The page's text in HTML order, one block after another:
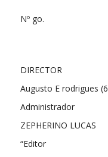
Nº go.
DIRECTOR
Augusto E rodrigues (6
Administrador
ZEPHERINO LUCAS
“Editor